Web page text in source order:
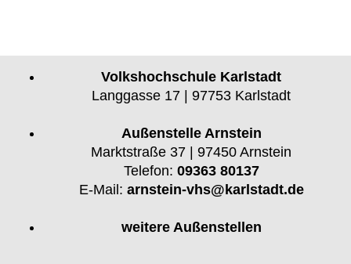
Volkshochschule Karlstadt
Langgasse 17 | 97753 Karlstadt
Außenstelle Arnstein
Marktstraße 37 | 97450 Arnstein
Telefon: 09363 80137
E-Mail: arnstein-vhs@karlstadt.de
weitere Außenstellen